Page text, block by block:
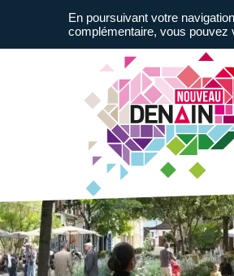
En poursuivant votre
complémentaire, vous pouvez